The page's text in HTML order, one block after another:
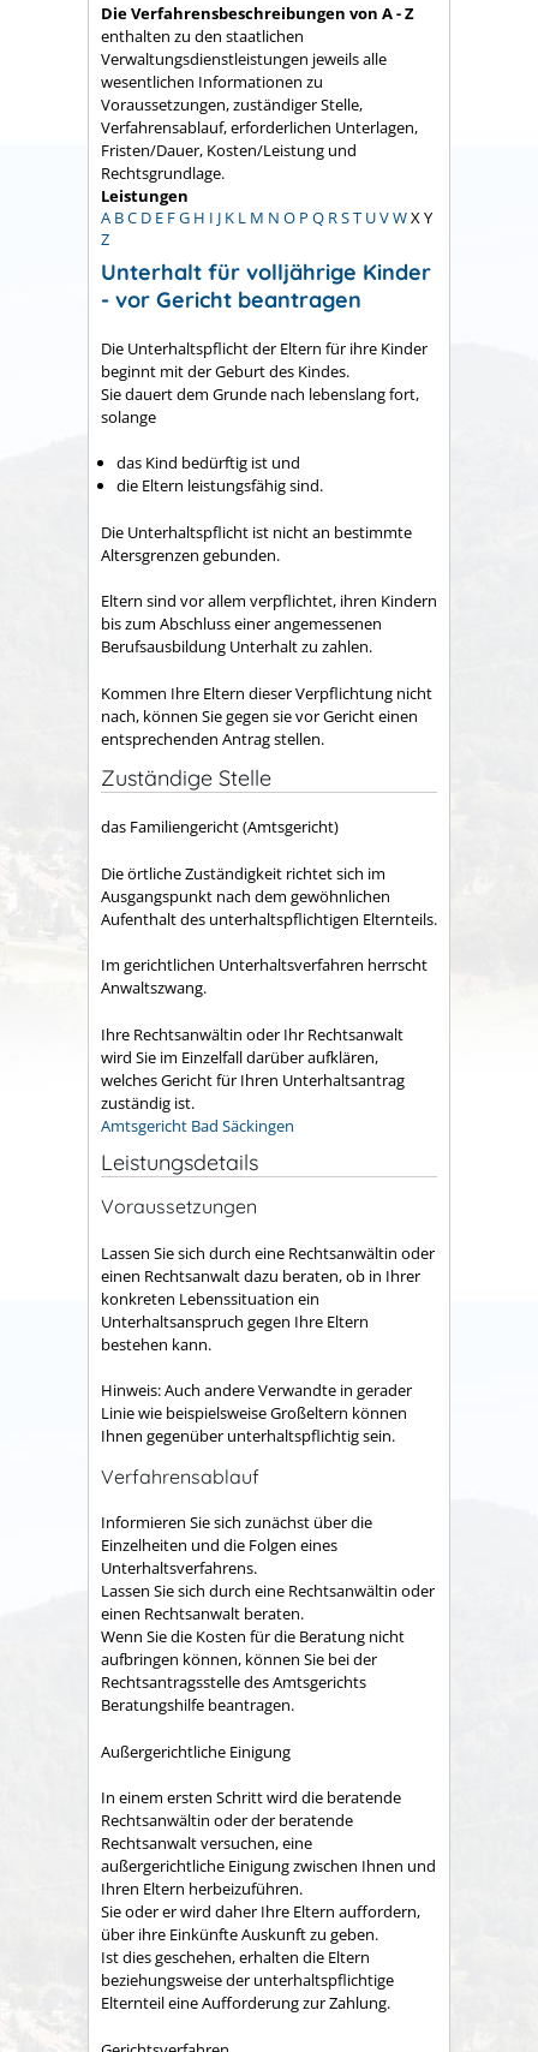
Die Verfahrensbeschreibungen von A - Z
enthalten zu den staatlichen
Verwaltungsdienstleistungen jeweils alle
wesentlichen Informationen zu
Voraussetzungen, zuständiger Stelle,
Verfahrensablauf, erforderlichen Unterlagen,
Fristen/Dauer, Kosten/Leistung und
Rechtsgrundlage.
Leistungen
A BC D E FG H I J K L M N O P Q RST UVWX Y
Z
Unterhalt für volljährige Kinder
- vor Gericht beantragen
Die Unterhaltspflicht der Eltern für ihre Kinder
beginnt mit der Geburt des Kindes.
Sie dauert dem Grunde nach lebenslang fort,
solange
das Kind bedürftig ist und
die Eltern leistungsfähig sind.
Die Unterhaltspflicht ist nicht an bestimmte
Altersgrenzen gebunden.
Eltern sind vor allem verpflichtet, ihren Kindern
bis zum Abschluss einer angemessenen
Berufsausbildung Unterhalt zu zahlen.
Kommen Ihre Eltern dieser Verpflichtung nicht
nach, können Sie gegen sie vor Gericht einen
entsprechenden Antrag stellen.
Zuständige Stelle
das Familiengericht (Amtsgericht)
Die örtliche Zuständigkeit richtet sich im
Ausgangspunkt nach dem gewöhnlichen
Aufenthalt des unterhaltspflichtigen Elternteils.
Im gerichtlichen Unterhaltsverfahren herrscht
Anwaltszwang.
Ihre Rechtsanwältin oder Ihr Rechtsanwalt
wird Sie im Einzelfall darüber aufklären,
welches Gericht für Ihren Unterhaltsantrag
zuständig ist.
Amtsgericht Bad Säckingen
Leistungsdetails
Voraussetzungen
Lassen Sie sich durch eine Rechtsanwältin oder
einen Rechtsanwalt dazu beraten, ob in Ihrer
konkreten Lebenssituation ein
Unterhaltsanspruch gegen Ihre Eltern
bestehen kann.
Hinweis:Auch andere Verwandte in gerader
Linie wie beispielsweise Großeltern können
Ihnen gegenüber unterhaltspflichtig sein.
Verfahrensablauf
Informieren Sie sich zunächst über die
Einzelheiten und die Folgen eines
Unterhaltsverfahrens.
Lassen Sie sich durch eine Rechtsanwältin oder
einen Rechtsanwalt beraten.
Wenn Sie die Kosten für die Beratung nicht
aufbringen können, können Sie bei der
Rechtsantragsstelle des Amtsgerichts
Beratungshilfe beantragen.
Außergerichtliche Einigung
In einem ersten Schritt wird die beratende
Rechtsanwältin oder der beratende
Rechtsanwalt versuchen, eine
außergerichtliche Einigung zwischen Ihnen und
Ihren Eltern herbeizuführen.
Sie oder er wird daher Ihre Eltern auffordern,
über ihre Einkünfte Auskunft zu geben.
Ist dies geschehen, erhalten die Eltern
beziehungsweise der unterhaltspflichtige
Elternteil eine Aufforderung zur Zahlung.